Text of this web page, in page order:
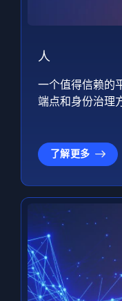
人
一个值得信赖的
端点和身份治理
了解更多